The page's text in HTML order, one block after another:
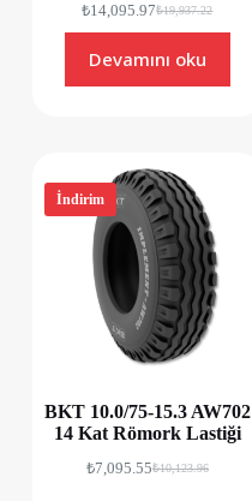
₺19,937.22
₺14,095.97
Devamını oku
İndirim
BKT 10.0/75-15.3 AW702
14 Kat Römork Lastiği
₺10,123.96
₺7,095.55